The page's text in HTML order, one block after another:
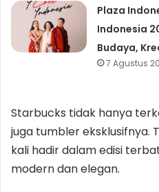
Plaza
Indonesia
Budaya,
7 Agustus
Starbucks tidak hanya
juga tumbler eksklusifnya.
kali hadir dalam edisi
modern dan elegan.